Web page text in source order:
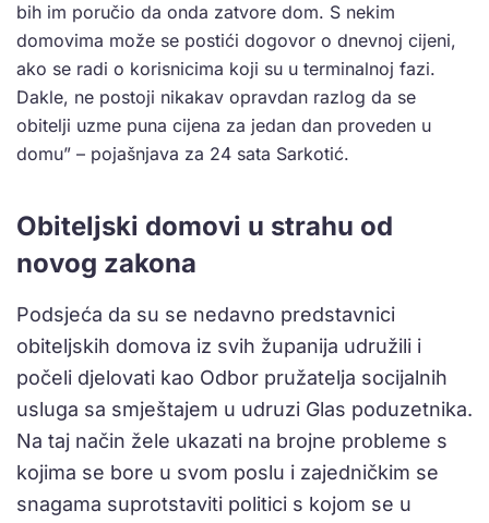
bih im poručio da onda zatvore dom. S nekim
domovima može se postići dogovor o dnevnoj cijeni,
ako se radi o korisnicima koji su u terminalnoj fazi.
Dakle, ne postoji nikakav opravdan razlog da se
obitelji uzme puna cijena za jedan dan proveden u
domu” – pojašnjava za 24 sata Sarkotić.
Obiteljski domovi u strahu od
novog zakona
Podsjeća da su se nedavno predstavnici
obiteljskih domova iz svih županija udružili i
počeli djelovati kao Odbor pružatelja socijalnih
usluga sa smještajem u udruzi Glas poduzetnika.
Na taj način žele ukazati na brojne probleme s
kojima se bore u svom poslu i zajedničkim se
snagama suprotstaviti politici s kojom se u